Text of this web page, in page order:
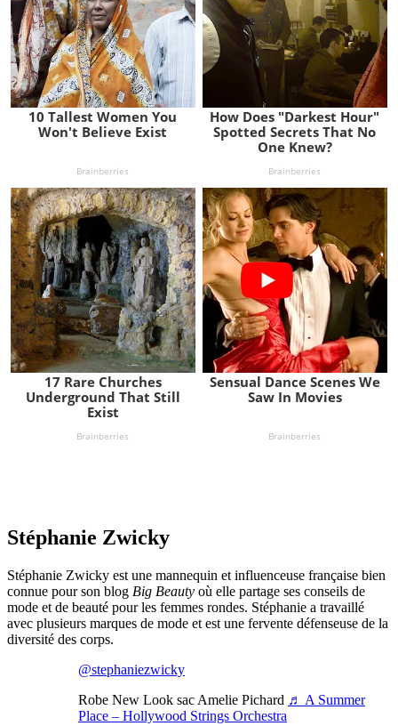
Stéphanie Zwicky
Stéphanie Zwicky est une mannequin et influenceuse française bien
connue pour son blog Big Beauty où elle partage ses conseils de
mode et de beauté pour les femmes rondes. Stéphanie a travaillé
avec plusieurs marques de mode et est une fervente défenseuse de la
diversité des corps.
@stephaniezwicky
Robe New Look sac Amelie Pichard ♬ A Summer
Place – Hollywood Strings Orchestra